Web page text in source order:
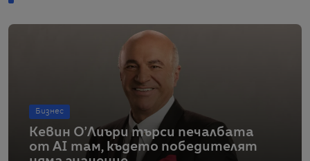
Бизнес
Кевин О’Лиъри търси печалбата
от AI там, където победителят